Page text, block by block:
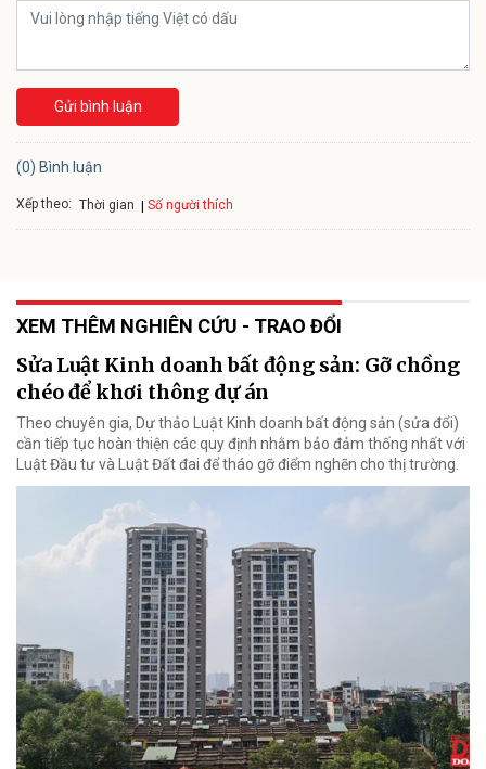
Gửi bình luận
(0) Bình luận
Xếp theo: Thời gian Số người thích
XEM THÊM NGHIÊN CỨU - TRAO ĐỔI
Sửa Luật Kinh doanh bất động sản: Gỡ chồng
chéo để khơi thông dự án
Theo chuyên gia, Dự thảo Luật Kinh doanh bất động sản (sửa đổi)
cần tiếp tục hoàn thiện các quy định nhằm bảo đảm thống nhất với
Luật Đầu tư và Luật Đất đai để tháo gỡ điểm nghẽn cho thị trường.